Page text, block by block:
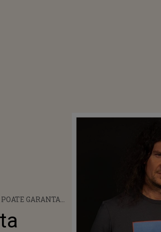
GARANTA
PENTRU
TUDOR CHIRILĂ